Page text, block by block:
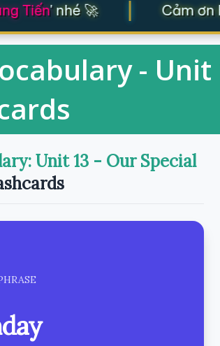
Tiến' nhé 🚀 Cảm ơn
- Unit
Unit 13 - Our Special